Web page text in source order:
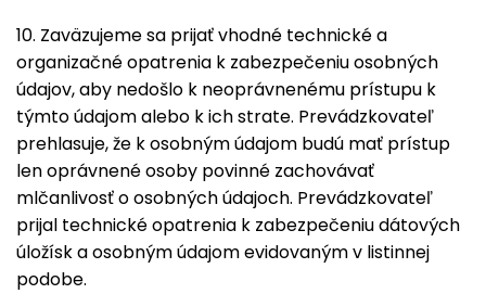
10. Zaväzujeme sa prijať vhodné technické a
organizačné opatrenia k zabezpečeniu osobných
údajov, aby nedošlo k neoprávnenému prístupu k
týmto údajom alebo k ich strate. Prevádzkovateľ
prehlasuje, že k osobným údajom budú mať prístup
len oprávnené osoby povinné zachovávať
mlčanlivosť o osobných údajoch. Prevádzkovateľ
prijal technické opatrenia k zabezpečeniu dátových
úložísk a osobným údajom evidovaným v listinnej
podobe.